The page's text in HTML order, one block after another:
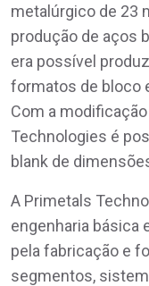
metalúrgico de 23
produção de aços
era possível
formatos de bloco
Com a
Technologies é
blank de
A Primetals
engenharia básica
pela fabricação e
segmentos,